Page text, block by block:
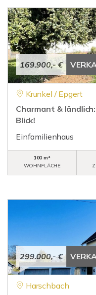
169.900,- €
Krunkel / Epgert
Charmant &
Blick!
Einfamilienhaus
100 m²
WOHNFLÄCHE
299.000,- €
Harschbach